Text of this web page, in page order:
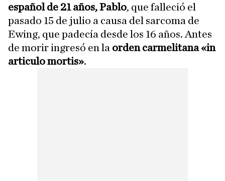
español de 21 años, Pablo, que falleció el
pasado 15 de julio a causa del sarcoma de
Ewing, que padecía desde los 16 años. Antes
de morir ingresó en la orden carmelitana «in
articulo mortis».